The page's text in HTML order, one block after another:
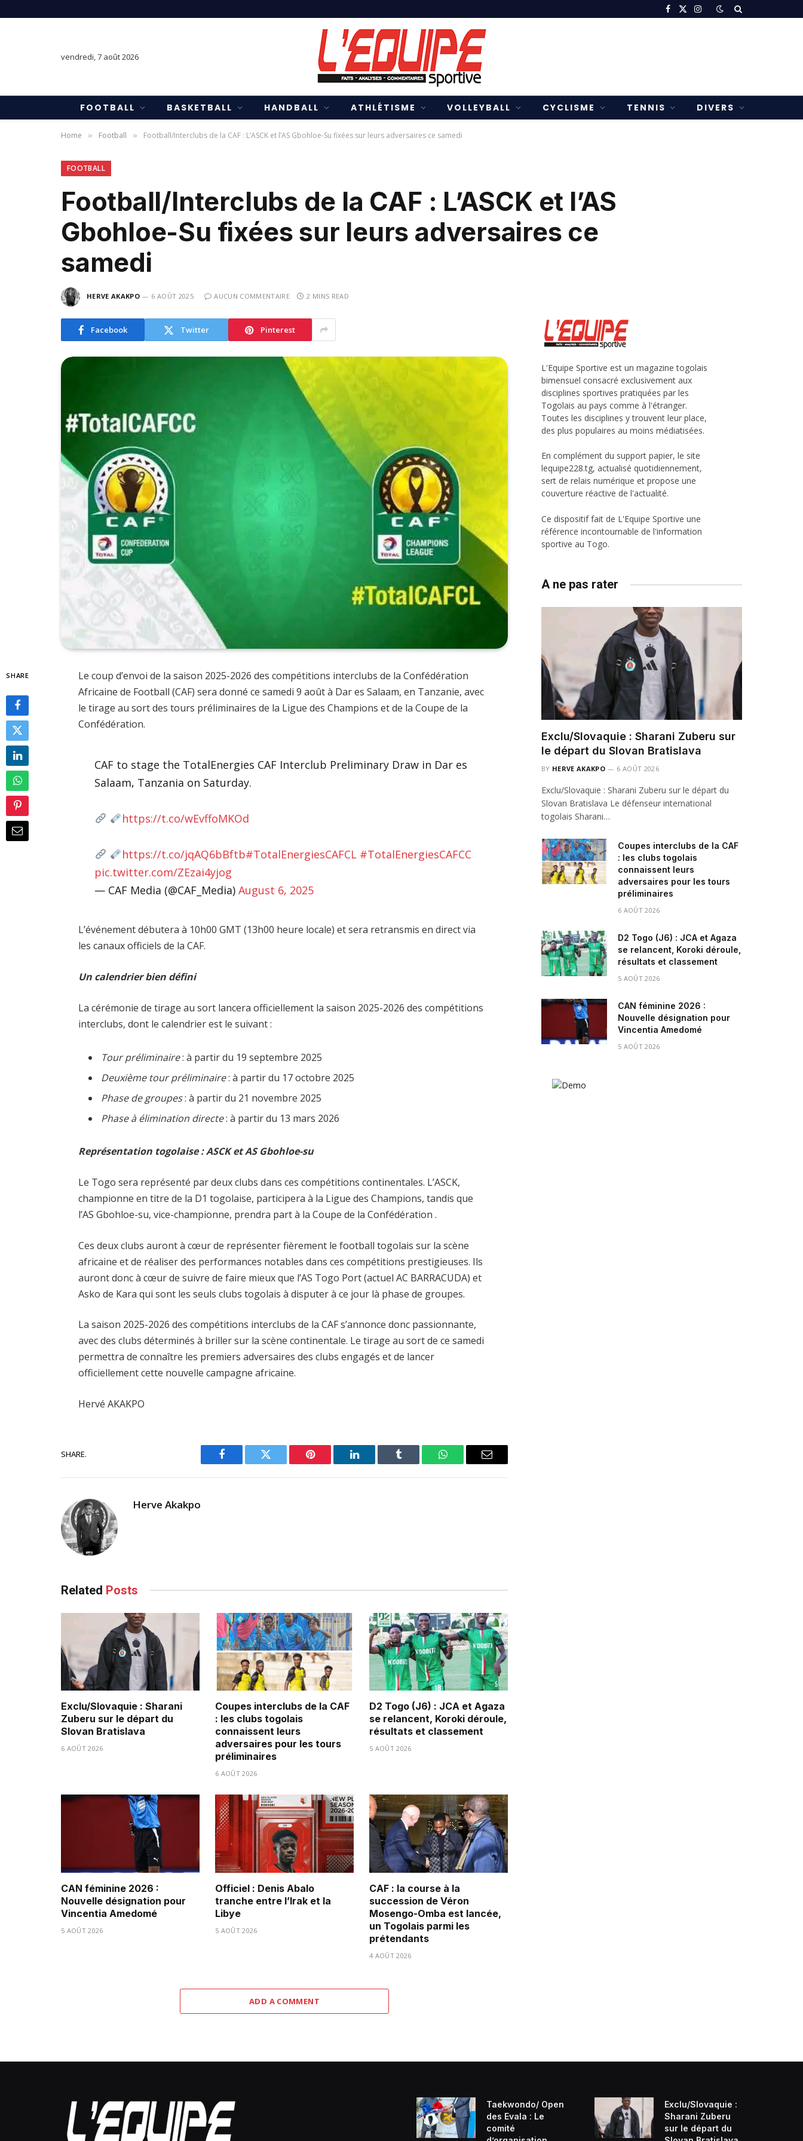
Facebook
X
Instagram
vendredi, 7 août 2026
FOOTBALL BASKETBALL HANDBALL ATHLÉTISME VOLLEYBALL CYCLISME TENNIS DIVERS
Home » Football » Football/Interclubs de la CAF : L’ASCK et l’AS Gbohloe-Su fixées sur leurs adversaires ce samedi
FOOTBALL
Football/Interclubs de la CAF : L’ASCK et l’AS
Gbohloe-Su fixées sur leurs adversaires ce
samedi
HERVE AKAKPO 6 AOÛT 2025 AUCUN COMMENTAIRE 2 MINS READ
Facebook Twitter Pinterest
SHARE
Le coup d’envoi de la saison 2025-2026 des compétitions interclubs de la Confédération
Africaine de Football (CAF) sera donné ce samedi 9 août à Dar es Salaam, en Tanzanie, avec
le tirage au sort des tours préliminaires de la Ligue des Champions et de la Coupe de la
Confédération.
CAF to stage the TotalEnergies CAF Interclub Preliminary Draw in Dar es
Salaam, Tanzania on Saturday.
https://t.co/wEvffoMKOd
https://t.co/jqAQ6bBftb#TotalEnergiesCAFCL #TotalEnergiesCAFCC
pic.twitter.com/ZEzai4yjog
— CAF Media (@CAF_Media)August 6, 2025
L’événement débutera à 10h00 GMT (13h00 heure locale) et sera retransmis en direct via
les canaux officiels de la CAF.
Un calendrier bien défini
La cérémonie de tirage au sort lancera officiellement la saison 2025-2026 des compétitions
interclubs, dont le calendrier est le suivant :
Tour préliminaire: à partir du 19 septembre 2025
Deuxième tour préliminaire: à partir du 17 octobre 2025
Phase de groupes: à partir du 21 novembre 2025
Phase à élimination directe: à partir du 13 mars 2026
Représentation togolaise : ASCK et AS Gbohloe-su
Le Togo sera représenté par deux clubs dans ces compétitions continentales. L’ASCK,
championne en titre de la D1 togolaise, participera à la Ligue des Champions, tandis que
l’AS Gbohloe-su, vice-championne, prendra part à la Coupe de la Confédération .
Ces deux clubs auront à cœur de représenter fièrement le football togolais sur la scène
africaine et de réaliser des performances notables dans ces compétitions prestigieuses. Ils
auront donc à cœur de suivre de faire mieux que l’AS Togo Port (actuel AC BARRACUDA) et
Asko de Kara qui sont les seuls clubs togolais à disputer à ce jour là phase de groupes.
La saison 2025-2026 des compétitions interclubs de la CAF s’annonce donc passionnante,
avec des clubs déterminés à briller sur la scène continentale. Le tirage au sort de ce samedi
permettra de connaître les premiers adversaires des clubs engagés et de lancer
officiellement cette nouvelle campagne africaine.
Hervé AKAKPO
SHARE.
Facebook Twitter Pinterest LinkedIn Tumblr WhatsAppEmail
Herve Akakpo
Related Posts
Exclu/Slovaquie : Sharani
Zuberu sur le départ du
Slovan Bratislava
6 AOÛT 2026
Coupes interclubs de la CAF
: les clubs togolais
connaissent leurs
adversaires pour les tours
préliminaires
6 AOÛT 2026
D2 Togo (J6) : JCA et Agaza
se relancent, Koroki déroule,
résultats et classement
5 AOÛT 2026
CAN féminine 2026 :
Nouvelle désignation pour
Vincentia Amedomé
5 AOÛT 2026
Officiel : Denis Abalo
tranche entre l’Irak et la
Libye
5 AOÛT 2026
CAF : la course à la
succession de Véron
Mosengo-Omba est lancée,
un Togolais parmi les
prétendants
4 AOÛT 2026
ADD A COMMENT
L'Equipe Sportive est un magazine togolais
bimensuel consacré exclusivement aux
disciplines sportives pratiquées par les
Togolais au pays comme à l'étranger.
Toutes les disciplines y trouvent leur place,
des plus populaires au moins médiatisées.
En complément du support papier, le site
lequipe228.tg, actualisé quotidiennement,
sert de relais numérique et propose une
couverture réactive de l'actualité.
Ce dispositif fait de L'Equipe Sportive une
référence incontournable de l'information
sportive au Togo.
A ne pas rater
Exclu/Slovaquie : Sharani Zuberu sur
le départ du Slovan Bratislava
BY HERVE AKAKPO 6 AOÛT 2026
Exclu/Slovaquie : Sharani Zuberu sur le départ du
Slovan Bratislava Le défenseur international
togolais Sharani…
Coupes interclubs de la CAF
: les clubs togolais
connaissent leurs
adversaires pour les tours
préliminaires
6 AOÛT 2026
D2 Togo (J6) : JCA et Agaza
se relancent, Koroki déroule,
résultats et classement
5 AOÛT 2026
CAN féminine 2026 :
Nouvelle désignation pour
Vincentia Amedomé
5 AOÛT 2026
Taekwondo/ Open
des Evala : Le
comité
Exclu/Slovaquie :
Sharani Zuberu
sur le départ du